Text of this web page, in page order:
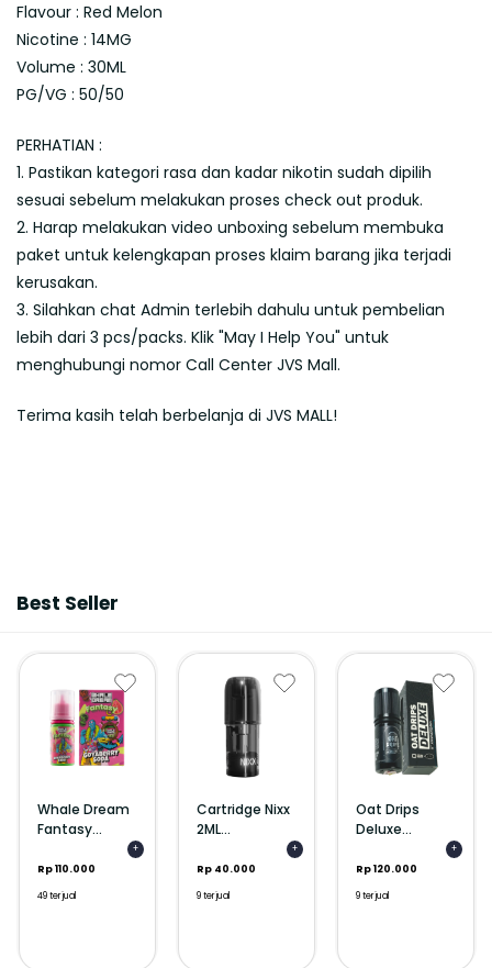
Flavour : Red Melon
Nicotine : 14MG
Volume : 30ML
PG/VG : 50/50
PERHATIAN :
1. Pastikan kategori rasa dan kadar nikotin sudah dipilih
sesuai sebelum melakukan proses check out produk.
2. Harap melakukan video unboxing sebelum membuka
paket untuk kelengkapan proses klaim barang jika terjadi
kerusakan.
3. Silahkan chat Admin terlebih dahulu untuk pembelian
lebih dari 3 pcs/packs. Klik "May I Help You" untuk
menghubungi nomor Call Center JVS Mall.
Terima kasih telah berbelanja di JVS MALL!
Best Seller
Whale Dream
Fantasy...
Rp 110.000
49 terjual
+
Cartridge Nixx
2ML...
Rp 40.000
9 terjual
+
Oat Drips
Deluxe...
Rp 120.000
9 terjual
+